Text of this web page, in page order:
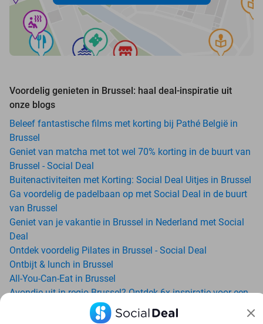
Voordelig genieten in Brussel: haal deal-inspiratie uit
onze blogs
Beleef fantastische films met korting bij Pathé België in
Brussel
Geniet van matcha met tot wel 70% korting in de buurt van
Brussel - Social Deal
Buitenactiviteiten met Korting: Social Deal Uitjes in Brussel
Ga voordelig de padelbaan op met Social Deal in de buurt
van Brussel
Geniet van je vakantie in Brussel in Nederland met Social
Deal
Ontdek voordelig Pilates in Brussel - Social Deal
Ontbijt & lunch in Brussel
All-You-Can-Eat in Brussel
Avondje uit in regio Brussel? Ontdek 6x inspiratie voor een
onvergetelijke avond
Date ideeën voor Brussel en omgeving: ontdek 16 tips voor